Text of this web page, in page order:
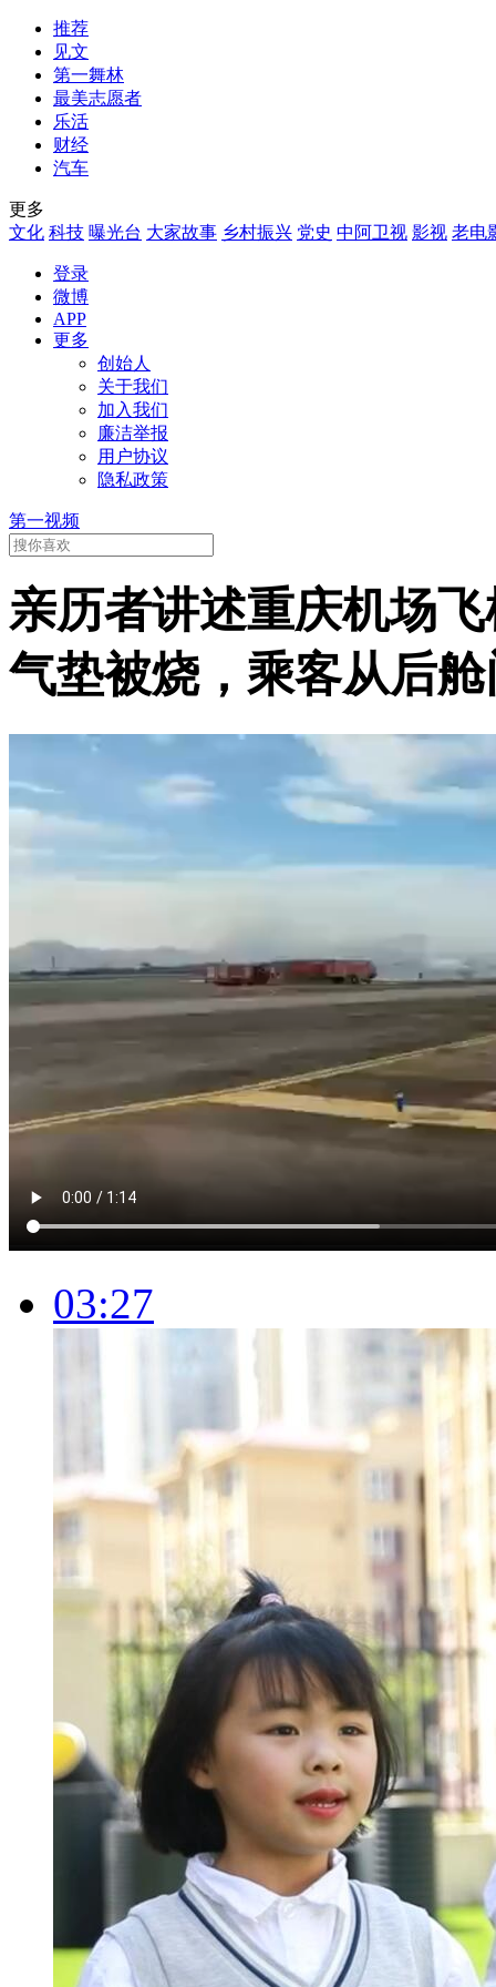
推荐
见文
第一舞林
最美志愿者
乐活
财经
汽车
更多
文化 科技 曝光台 大家故事 乡村振兴 党史 中阿卫视 影视 老电
登录
微博
APP
更多
创始人
关于我们
加入我们
廉洁举报
用户协议
隐私政策
第一视频
亲历者讲述重庆机场
气垫被烧，乘客从后
03:27